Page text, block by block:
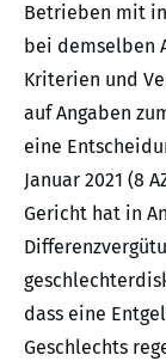
Betrieben mit
bei demselben
Kriterien und
auf Angaben
eine
Januar 2021 (8
Gericht hat in
dass eine
Geschlechts